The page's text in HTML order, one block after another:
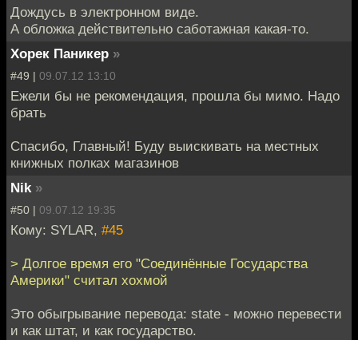
Дождусь в электронном виде.
А обложка действительно саботажная какая-то.
Хорек Паникер »
#49 | 09.07.12 13:10
Ежели бы не рекомендация, прошла бы мимо. Надо
брать
Спасибо, Главный! Буду выискивать на местных
книжных полках магазинов
Nik »
#50 | 09.07.12 19:35
Кому: SYLAR, #45
> Долгое время его "Соединённые Государства
Америки" считал хохмой
Это обыгрывание перевода: state - можно перевести
и как штат, и как государство.